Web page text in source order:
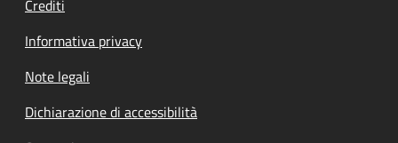
Crediti
Informativa privacy
Note legali
Dichiarazione di accessibilità